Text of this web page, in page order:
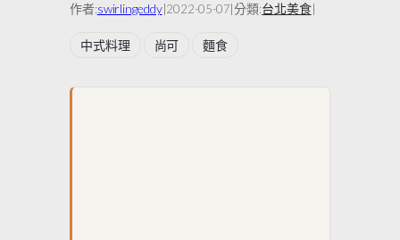
作者:swirlingeddy|2022-05-07|分類:台北美食|
中式料理 尚可 麵食